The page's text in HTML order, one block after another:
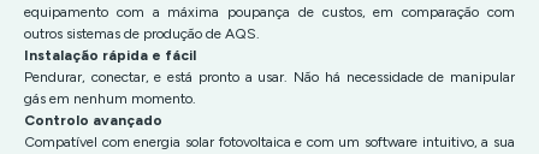
equipamento com a máxima poupança de custos, em comparação com
outros sistemas de produção de AQS.
Instalação rápida e fácil
Pendurar, conectar, e está pronto a usar. Não há necessidade de manipular
gás em nenhum momento.
Controlo avançado
Compatível com energia solar fotovoltaica e com um software intuitivo, a sua